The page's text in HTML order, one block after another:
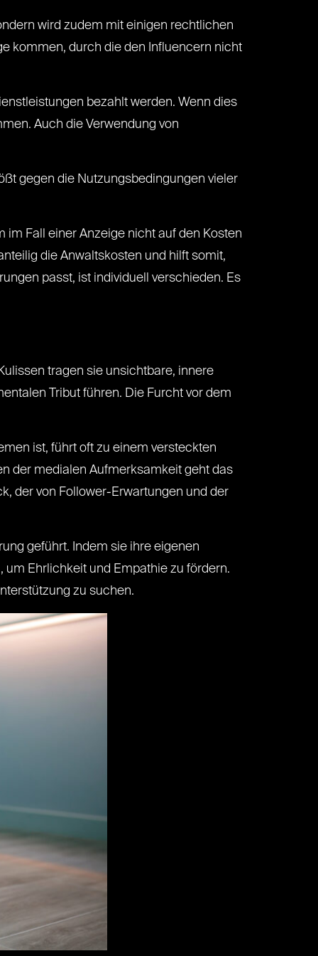
wird zudem mit einigen rechtlichen
kommen, durch die den Influencern nicht
bezahlt werden. Wenn dies
Auch die Verwendung von
gegen die Nutzungsbedingungen vieler
Fall einer Anzeige nicht auf den Kosten
die Anwaltskosten und hilft somit,
passt, ist individuell verschieden. Es
tragen sie unsichtbare, innere
Tribut führen. Die Furcht vor dem
ist, führt oft zu einem versteckten
der medialen Aufmerksamkeit geht das
der von Follower-Erwartungen und der
geführt. Indem sie ihre eigenen
Ehrlichkeit und Empathie zu fördern.
zu suchen.